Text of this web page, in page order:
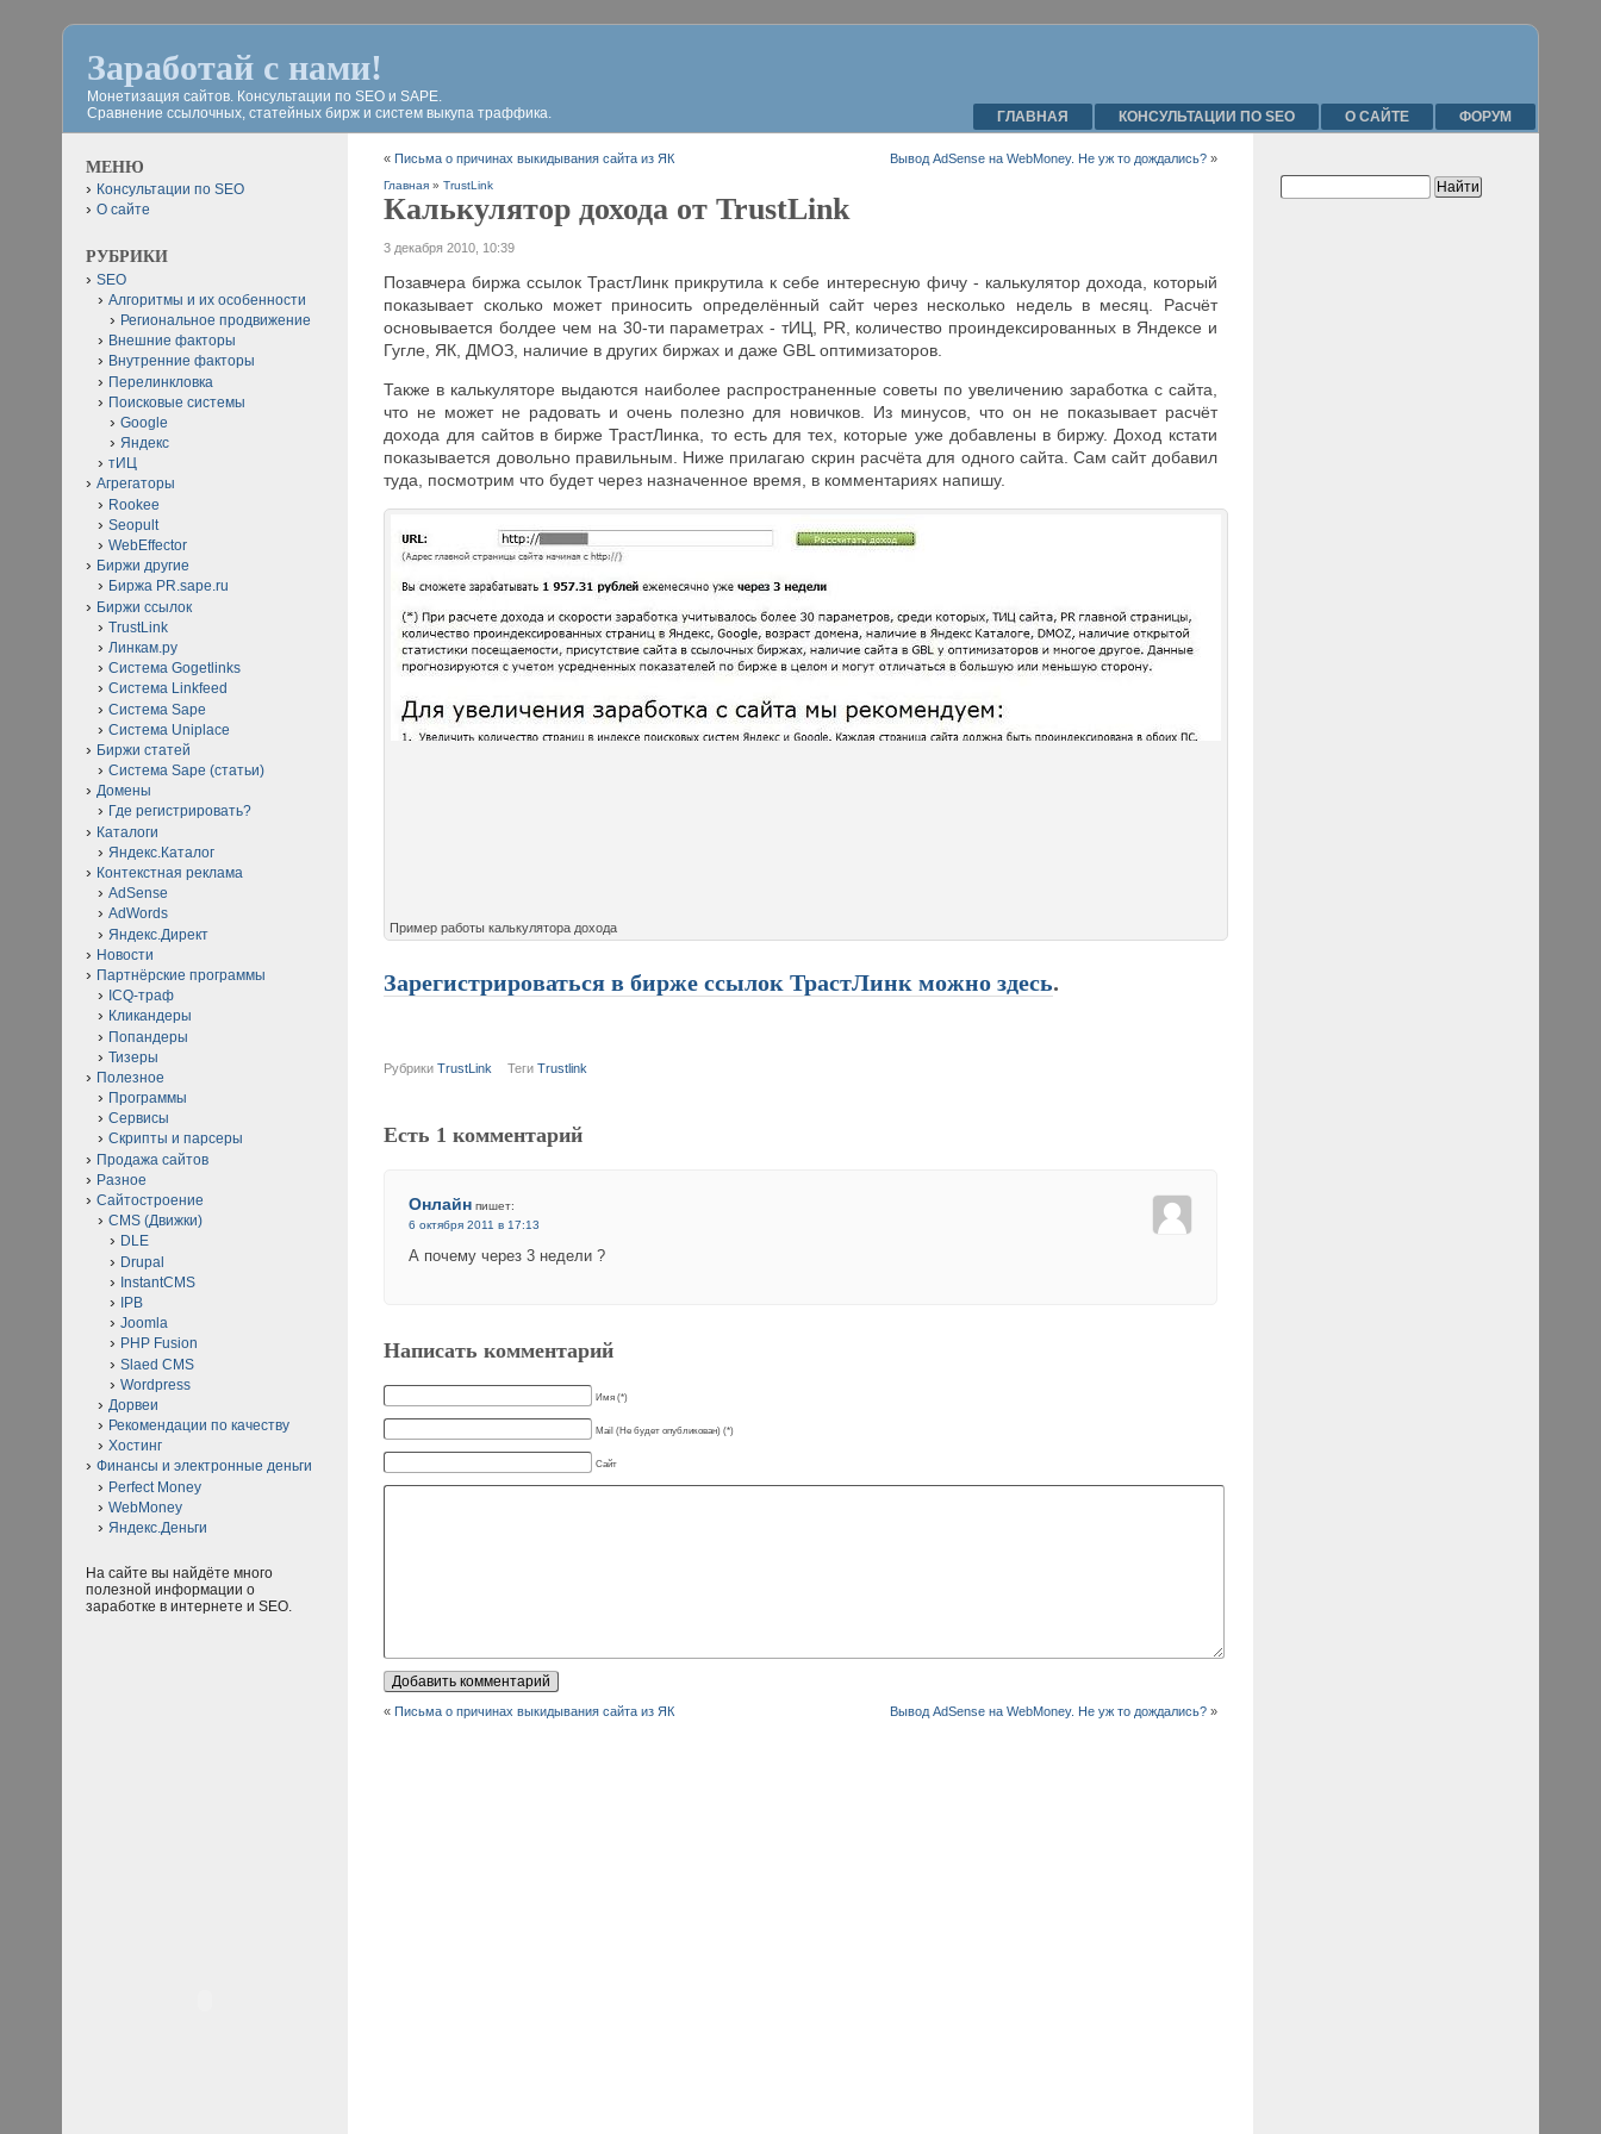
Заработай с нами!
Монетизация сайтов. Консультации по SEO и SAPE.
Сравнение ссылочных, статейных бирж и систем выкупа траффика.
ГЛАВНАЯ КОНСУЛЬТАЦИИ ПО SEO О САЙТЕ ФОРУМ
«Письма о причинах выкидывания сайта из ЯК Вывод AdSense на WebMoney. Не уж то дождались?»
Главная »TrustLink
Калькулятор дохода от TrustLink
3 декабря 2010, 10:39
Позавчера биржа ссылок ТрастЛинк прикрутила к себе интересную фичу - калькулятор дохода, который
показывает сколько может приносить определённый сайт через несколько недель в месяц. Расчёт
основывается болдее чем на 30-ти параметрах - тИЦ, PR, количество проиндексированных в Яндексе и
Гугле, ЯК, ДМОЗ, наличие в других биржах и даже GBL оптимизаторов.
Также в калькуляторе выдаются наиболее распространенные советы по увеличению заработка с сайта,
что не может не радовать и очень полезно для новичков. Из минусов, что он не показывает расчёт
дохода для сайтов в бирже ТрастЛинка, то есть для тех, которые уже добавлены в биржу. Доход кстати
показывается довольно правильным. Ниже прилагаю скрин расчёта для одного сайта. Сам сайт добавил
туда, посмотрим что будет через назначенное время, в комментариях напишу.
Пример работы калькулятора дохода
Зарегистрироваться в бирже ссылок ТрастЛинк можно здесь.
РубрикиTrustLink ТегиTrustlink
Есть 1 комментарий
Онлайн пишет:
6 октября 2011 в 17:13
А почему через 3 недели ?
Написать комментарий
Имя (*)
Mail (Не будет опубликован) (*)
Сайт
«Письма о причинах выкидывания сайта из ЯК Вывод AdSense на WebMoney. Не уж то дождались?»
МЕНЮ
Консультации по SEO
О сайте
РУБРИКИ
SEO
Алгоритмы и их особенности
Региональное продвижение
Внешние факторы
Внутренние факторы
Перелинкловка
Поисковые системы
Google
Яндекс
тИЦ
Агрегаторы
Rookee
Seopult
WebEffector
Биржи другие
Биржа PR.sape.ru
Биржи ссылок
TrustLink
Линкам.ру
Система Gogetlinks
Система Linkfeed
Система Sape
Система Uniplace
Биржи статей
Система Sape (статьи)
Домены
Где регистрировать?
Каталоги
Яндекс.Каталог
Контекстная реклама
AdSense
AdWords
Яндекс.Директ
Новости
Партнёрские программы
ICQ-траф
Кликандеры
Попандеры
Тизеры
Полезное
Программы
Сервисы
Скрипты и парсеры
Продажа сайтов
Разное
Сайтостроение
CMS (Движки)
DLE
Drupal
InstantCMS
IPB
Joomla
PHP Fusion
Slaed CMS
Wordpress
Дорвеи
Рекомендации по качеству
Хостинг
Финансы и электронные деньги
Perfect Money
WebMoney
Яндекс.Деньги
На сайте вы найдёте много
полезной информации о
заработке в интернете и SEO.